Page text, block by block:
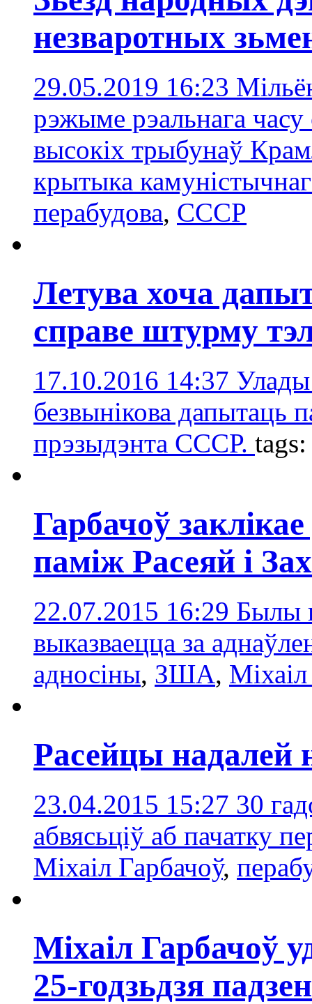
незваротных
29.05.2019 16:23
рэжыме рэальнага
высокіх трыбунаў
крытыка
перабудова, СССР
Летува хоча
справе штурму
17.10.2016 14:37 Улады
безвынікова дапытаць
прэзыдэнта СССР.
Гарбачоў
паміж Расеяй і
22.07.2015 16:29 Былы
выказваецца за
адносіны, ЗША,
Расейцы надалей
23.04.2015 15:27 30
абвясьціў аб пачатку
Міхаіл Гарбачоў,
Міхаіл Гарбачоў
25-годзьдзя